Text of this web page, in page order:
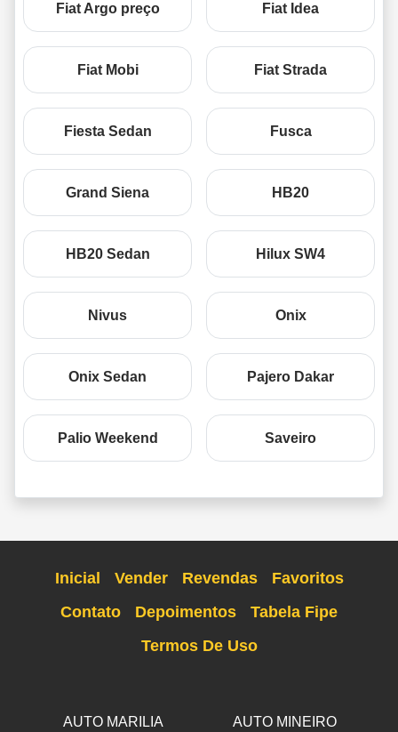
Fiat Argo preço Fiat Idea
Fiat Mobi Fiat Strada
Fiesta Sedan Fusca
Grand Siena HB20
HB20 Sedan Hilux SW4
Nivus Onix
Onix Sedan Pajero Dakar
Palio Weekend Saveiro
Inicial Vender Revendas
Favoritos
Contato
Depoimentos
Tabela Fipe
Termos De Uso
AUTO MARILIA AUTO MINEIRO